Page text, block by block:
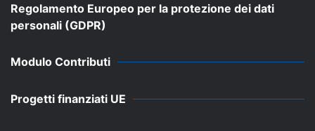
Regolamento Europeo per la protezione dei dati
personali (GDPR)
Modulo Contributi
Progetti finanziati UE